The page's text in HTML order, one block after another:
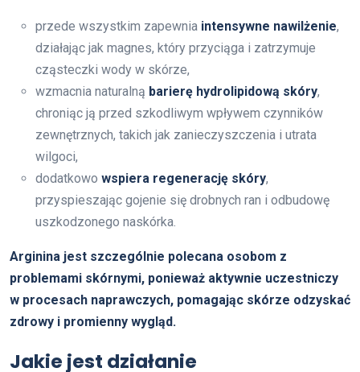
przede wszystkim zapewnia intensywne nawilżenie,
działając jak magnes, który przyciąga i zatrzymuje
cząsteczki wody w skórze,
wzmacnia naturalną barierę hydrolipidową skóry,
chroniąc ją przed szkodliwym wpływem czynników
zewnętrznych, takich jak zanieczyszczenia i utrata
wilgoci,
dodatkowo wspiera regenerację skóry,
przyspieszając gojenie się drobnych ran i odbudowę
uszkodzonego naskórka.
Arginina jest szczególnie polecana osobom z
problemami skórnymi, ponieważ aktywnie uczestniczy
w procesach naprawczych, pomagając skórze odzyskać
zdrowy i promienny wygląd.
Jakie jest działanie